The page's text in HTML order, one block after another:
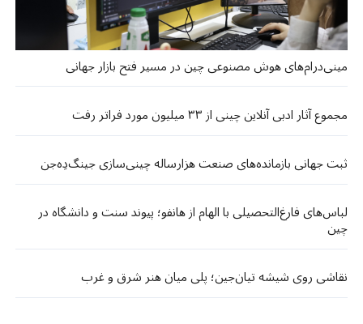
مینی‌درام‌های هوش مصنوعی چین در مسیر فتح بازار جهانی
مجموع آثار ادبی آنلاین چینی از ۳۳ میلیون مورد فراتر رفت
ثبت جهانی بازمانده‌های صنعت هزارساله چینی‌سازی جینگ‌دِه‌جن
لباس‌های فارغ‌التحصیلی با الهام از هانفو؛ پیوند سنت و دانشگاه در
چین
نقاشی روی شیشه تیان‌جین؛ پلی میان هنر شرق و غرب